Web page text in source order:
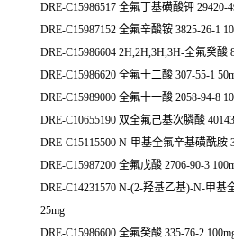
DRE-C15986517 全氟丁基磺酸钾 29420-
DRE-C15987152 全氟辛酸铵 3825-26-1
DRE-C15986604 2H,2H,3H,3H-全氟癸酸
DRE-C15986620 全氟十二酸 307-55-1
DRE-C15989000 全氟十一酸 2058-94-8
DRE-C10655190 双全氟己基次膦酸
DRE-C15115500 N-甲基全氟辛基磺酰胺
DRE-C15987200 全氟戊酸 2706-90-3
DRE-C14231570 N-(2-羟基乙基)-N-甲基
25mg
DRE-C15986600 全氟癸酸 335-76-2